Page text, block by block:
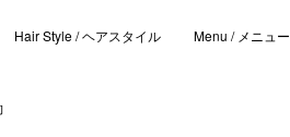
Hair Style / ヘアスタイル Menu / メニュー